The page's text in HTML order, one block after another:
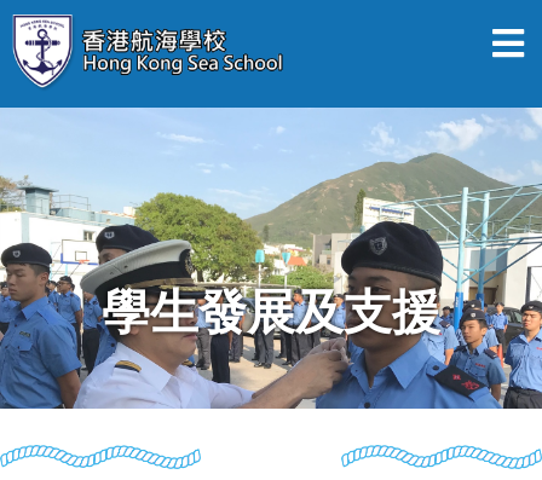
學生發展及支援